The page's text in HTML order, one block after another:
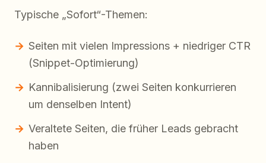
Typische „Sofort“-Themen:
Seiten mit vielen Impressions + niedriger CTR
(Snippet-Optimierung)
Kannibalisierung (zwei Seiten konkurrieren
um denselben Intent)
Veraltete Seiten, die früher Leads gebracht
haben